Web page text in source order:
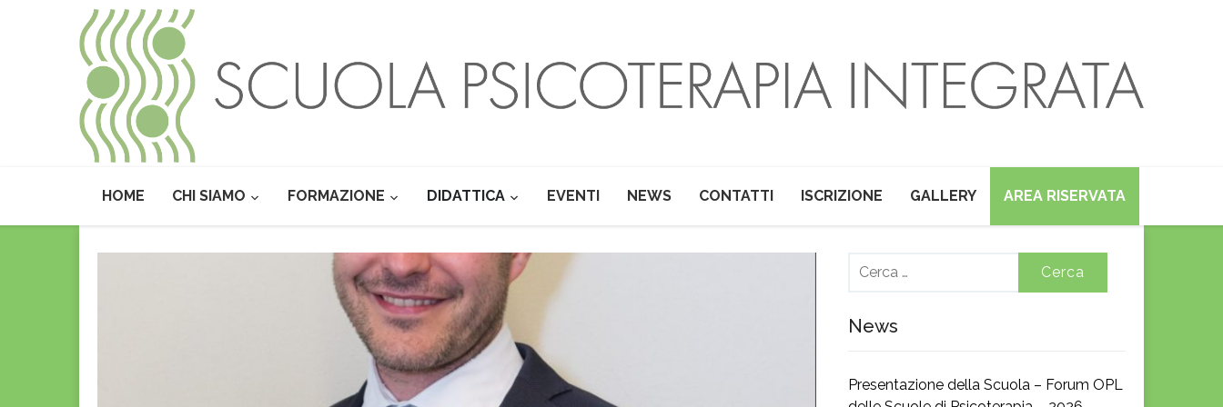
HOME CHI SIAMO FORMAZIONE DIDATTICA EVENTI NEWS CONTATTI ISCRIZIONE GALLERY AREA RISERVATA
Ricerca
News
Presentazione della Scuola – Forum OPL